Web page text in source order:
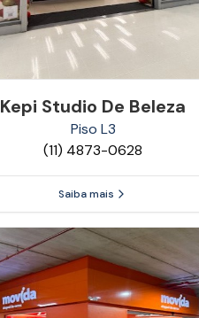
Kepi Studio De Beleza
Piso L3
(11) 4873-0628
Saiba mais